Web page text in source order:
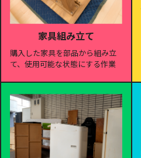
家具組み立て
購入した家具を部品から組み立
て、使用可能な状態にする作業